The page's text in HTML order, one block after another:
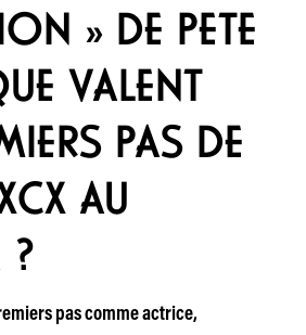
» DE PETE
VALENT
PAS DE
AU
?
pas comme actrice,